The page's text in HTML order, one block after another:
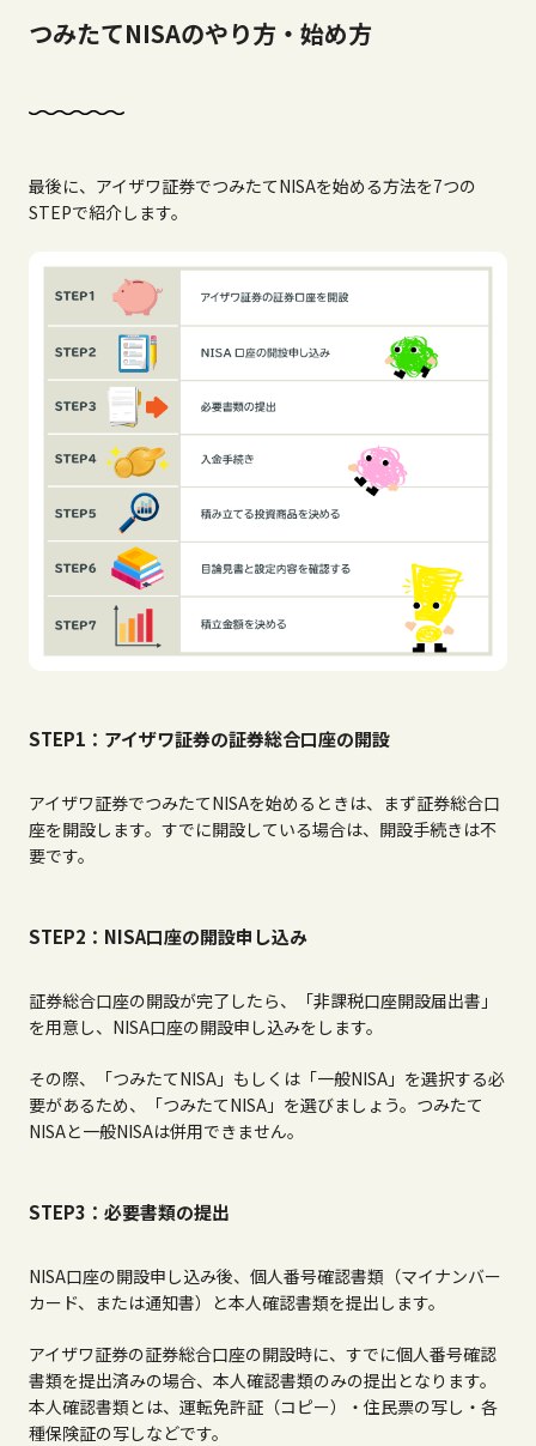
つみたてNISAのやり方・始め方
最後に、アイザワ証券でつみたてNISAを始める方法を7つの
STEPで紹介します。
STEP1：アイザワ証券の証券総合口座の開設
アイザワ証券でつみたてNISAを始めるときは、まず証券総合口
座を開設します。すでに開設している場合は、開設手続きは不
要です。
STEP2：NISA口座の開設申し込み
証券総合口座の開設が完了したら、「非課税口座開設届出書」
を用意し、 NISA口座の開設申し込みをします。
その際、「つみたてNISA」もしくは「一般NISA」を選択する必
要があるため、「つみたてNISA」を選びましょう。つみたて
NISAと一般NISAは併用できません。
STEP3：必要書類の提出
NISA口座の開設申し込み後、個人番号確認書類（マイナンバー
カード、または通知書）と本人確認書類を提出します。
アイザワ証券の証券総合口座の開設時に、すでに個人番号確認
書類を提出済みの場合、本人確認書類のみの提出となります。
本人確認書類とは、運転免許証（コピー）・住民票の写し・各
種保険証の写しなどです。